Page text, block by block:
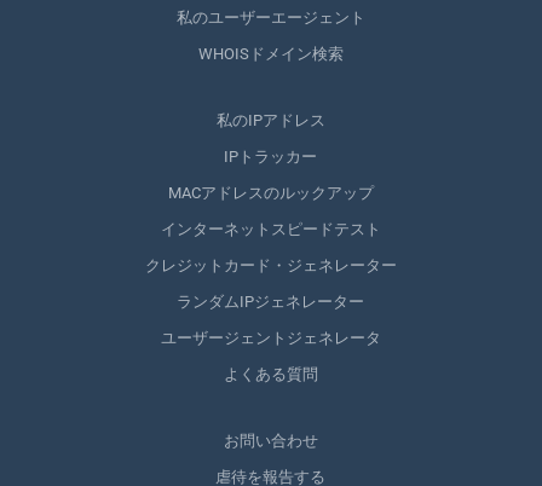
私のユーザーエージェント
WHOISドメイン検索
私のIPアドレス
IPトラッカー
MACアドレスのルックアップ
インターネットスピードテスト
クレジットカード・ジェネレーター
ランダムIPジェネレーター
ユーザージェントジェネレータ
よくある質問
お問い合わせ
虐待を報告する